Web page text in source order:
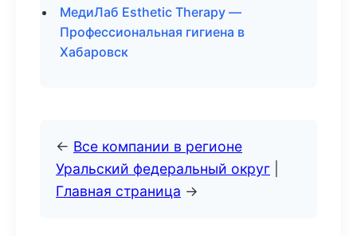
МедиЛаб Esthetic Therapy —
Профессиональная гигиена в
Хабаровск
← Все компании в регионе
Уральский федеральный округ
Главная страница →